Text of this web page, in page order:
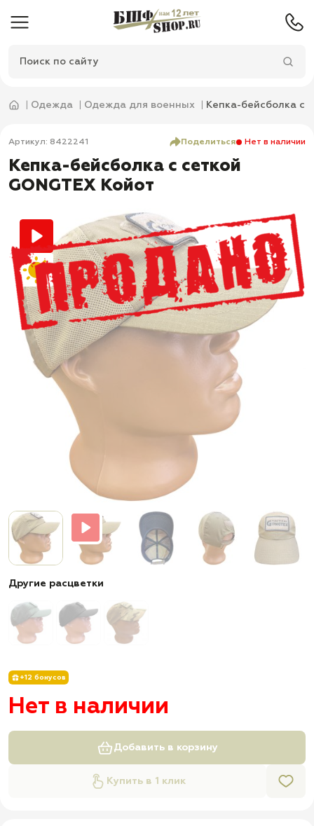
Одежда Одежда для военных Кепка-бейсболка с
Артикул: 8422241 Поделиться Нет в наличии
Кепка-бейсболка с сеткой
GONGTEX Койот
Другие расцветки
+12 бонусов
Нет в наличии
Добавить в корзину
Купить в 1 клик